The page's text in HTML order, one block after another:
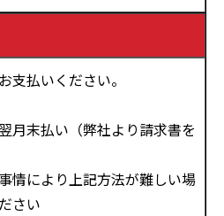
支払いください。
月末払い（弊社より請求書を
情により上記方法が難しい場
さい